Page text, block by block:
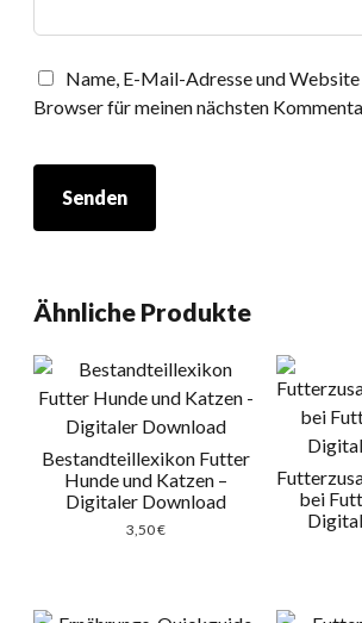
Name, E-Mail-Adresse und Website
Browser für meinen nächsten
Ähnliche Produkte
Bestandteillexikon Futter
Hunde und Katzen –
Digitaler Download
3,50€
bei